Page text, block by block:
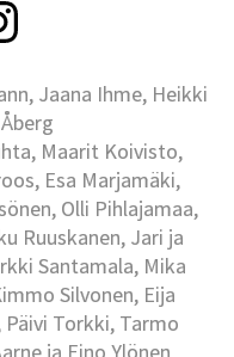
Jaana Ihme, Heikki
Maarit Koivisto,
Esa Marjamäki,
Olli Pihlajamaa,
Ruuskanen, Jari ja
Santamala, Mika
Silvonen, Eija
Torkki, Tarmo